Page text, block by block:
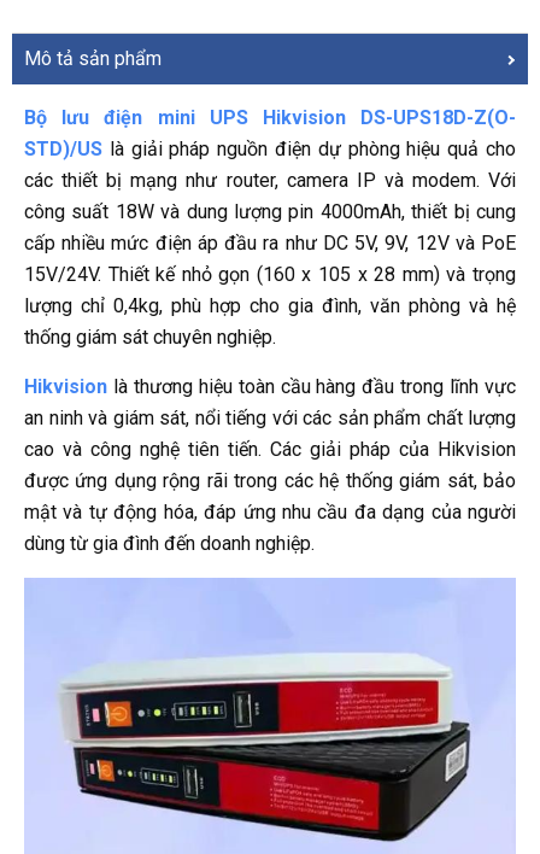
Mô tả sản phẩm
Bộ lưu điện mini UPS Hikvision DS-UPS18D-Z(O-
STD)/US là giải pháp nguồn điện dự phòng hiệu quả cho
các thiết bị mạng như router, camera IP và modem. Với
công suất 18W và dung lượng pin 4000mAh, thiết bị cung
cấp nhiều mức điện áp đầu ra như DC 5V, 9V, 12V và PoE
15V/24V. Thiết kế nhỏ gọn (160 x 105 x 28 mm) và trọng
lượng chỉ 0,4kg, phù hợp cho gia đình, văn phòng và hệ
thống giám sát chuyên nghiệp.
Hikvision là thương hiệu toàn cầu hàng đầu trong lĩnh vực
an ninh và giám sát, nổi tiếng với các sản phẩm chất lượng
cao và công nghệ tiên tiến. Các giải pháp của Hikvision
được ứng dụng rộng rãi trong các hệ thống giám sát, bảo
mật và tự động hóa, đáp ứng nhu cầu đa dạng của người
dùng từ gia đình đến doanh nghiệp.